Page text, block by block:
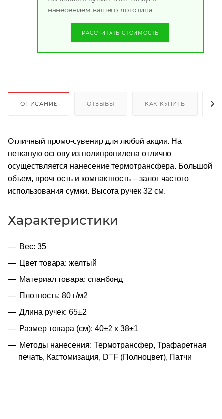
нанесением вашего логотипа
РАССЧИТАТЬ СТОИМОСТЬ
ОПИСАНИЕ ОТЗЫВЫ КАК КУПИТЬ
Отличный промо-сувенир для любой акции. На
нетканую основу из полипропилена отлично
осуществляется нанесение термотрансфера. Большой
объем, прочность и компактность – залог частого
использования сумки. Высота ручек 32 см.
Характеристики
Вес: 35
Цвет товара: желтый
Материал товара: спанбонд
Плотность: 80 г/м2
Длина ручек: 65±2
Размер товара (см): 40±2 х 38±1
Методы нанесения: Термотрансфер, Трафаретная
печать, Кастомизация, DTF (Полноцвет), Патчи